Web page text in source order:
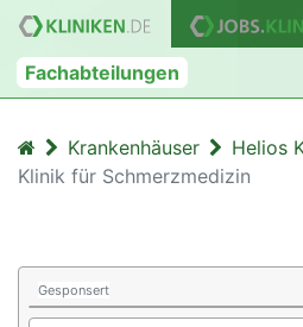
Fachabteilungen
Krankenhäuser
Helios
Klinik für Schmerzmedizin
Gesponsert